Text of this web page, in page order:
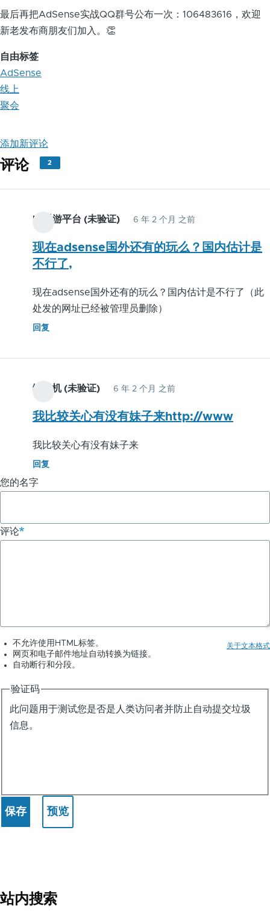
最后再把AdSense实战QQ群号公布一次：106483616，欢迎
新老发布商朋友们加入。👏
自由标签
AdSense
线上
聚会
添加新评论
评论 2
bt手游平台 (未验证) 6 年 2 个月 之前
现在adsense国外还有的玩么？国内估计是
不行了,
现在adsense国外还有的玩么？国内估计是不行了（此
处发的网址已经被管理员删除）
回复
缝纫机 (未验证) 6 年 2 个月 之前
我比较关心有没有妹子来http://www
我比较关心有没有妹子来
回复
您的名字
评论
关于文本格式
不允许使用HTML标签。
网页和电子邮件地址自动转换为链接。
自动断行和分段。
验证码
此问题用于测试您是否是人类访问者并防止自动提交垃圾
信息。
站内搜索